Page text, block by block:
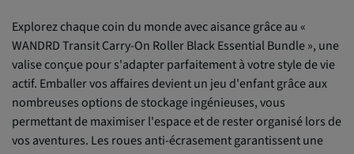
Explorez chaque coin du monde avec aisance grâce au «
WANDRD Transit Carry-On Roller Black Essential Bundle », une
valise conçue pour s'adapter parfaitement à votre style de vie
actif. Emballer vos affaires devient un jeu d'enfant grâce aux
nombreuses options de stockage ingénieuses, vous
permettant de maximiser l'espace et de rester organisé lors de
vos aventures. Les roues anti-écrasement garantissent une